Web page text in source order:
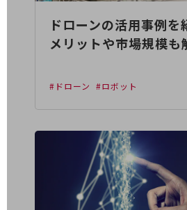
IOT完了済みメーカーブランド製品
ドコモBiz データ無制限 ドコモ MAX ド
ケータイプラン
IoT向け回線料金
ドローンの活用事例を
メリットや市場規模も
#ドローン #ロボット